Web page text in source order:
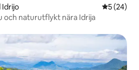
Idrijo 5 av 5 i
5 (24)
och naturutflykt nära Idrija